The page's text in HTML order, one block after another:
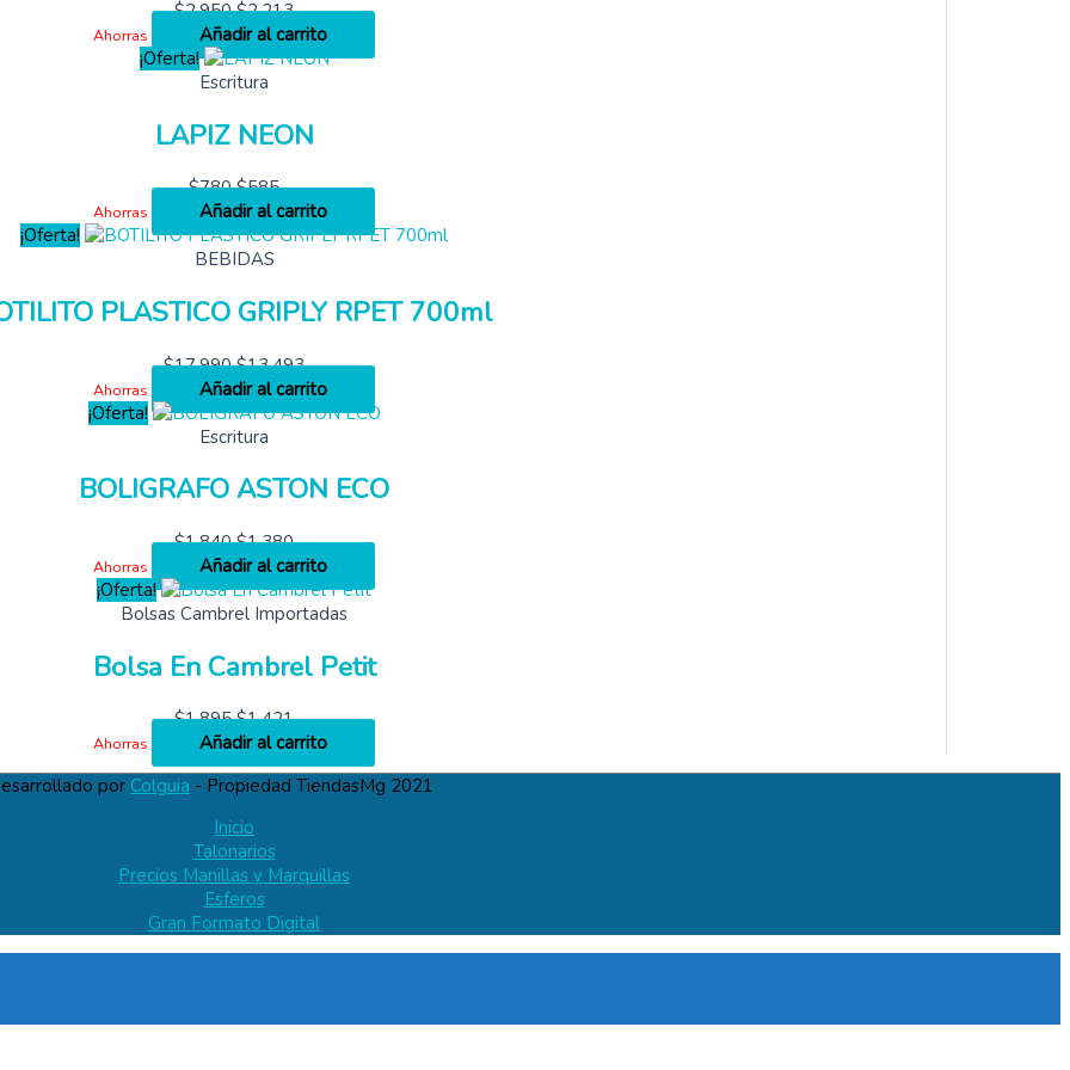
$2,950 $2,213
Ahorras
Añadir al carrito
¡Oferta!
Escritura
LAPIZ NEON
$780 $585
Ahorras
Añadir al carrito
¡Oferta!
BEBIDAS
PLASTICO GRIPLY RPET 700ml
$17,990 $13,493
Ahorras
Añadir al carrito
¡Oferta!
Escritura
BOLIGRAFO ASTON ECO
$1,840 $1,380
Ahorras
Añadir al carrito
¡Oferta!
Bolsas Cambrel Importadas
Bolsa En Cambrel Petit
$1,895 $1,421
Ahorras
Añadir al carrito
por Colguia - Propiedad TiendasMg 2021
Inicio
Talonarios
Precios Manillas y Marquillas
Esferos
Gran Formato Digital